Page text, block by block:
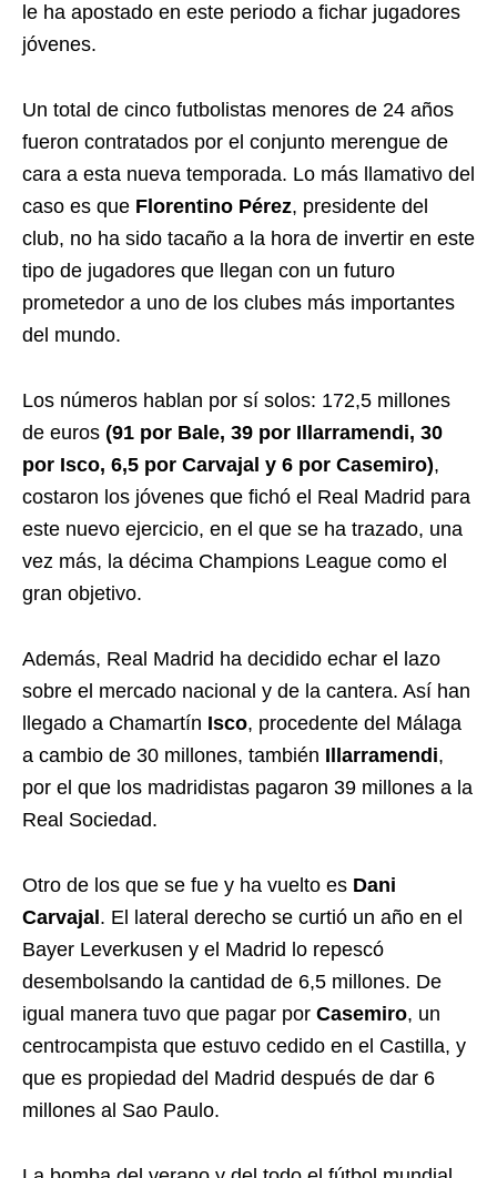
le ha apostado en este periodo a fichar jugadores
jóvenes.
Un total de cinco futbolistas menores de 24 años
fueron contratados por el conjunto merengue de
cara a esta nueva temporada. Lo más llamativo del
caso es que Florentino Pérez, presidente del
club, no ha sido tacaño a la hora de invertir en este
tipo de jugadores que llegan con un futuro
prometedor a uno de los clubes más importantes
del mundo.
Los números hablan por sí solos: 172,5 millones
de euros (91 por Bale, 39 por Illarramendi, 30
por Isco, 6,5 por Carvajal y 6 por Casemiro),
costaron los jóvenes que fichó el Real Madrid para
este nuevo ejercicio, en el que se ha trazado, una
vez más, la décima Champions League como el
gran objetivo.
Además, Real Madrid ha decidido echar el lazo
sobre el mercado nacional y de la cantera. Así han
llegado a Chamartín Isco, procedente del Málaga
a cambio de 30 millones, también Illarramendi,
por el que los madridistas pagaron 39 millones a la
Real Sociedad.
Otro de los que se fue y ha vuelto es Dani
Carvajal . El lateral derecho se curtió un año en el
Bayer Leverkusen y el Madrid lo repescó
desembolsando la cantidad de 6,5 millones. De
igual manera tuvo que pagar por Casemiro, un
centrocampista que estuvo cedido en el Castilla, y
que es propiedad del Madrid después de dar 6
millones al Sao Paulo.